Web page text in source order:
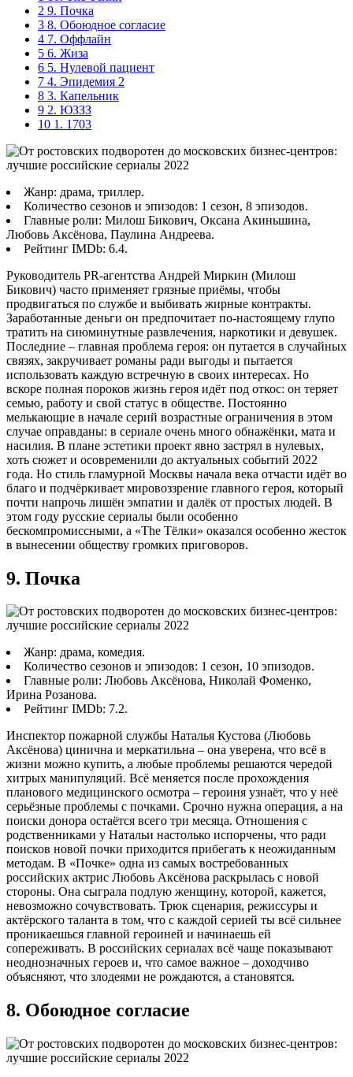
2 9. Почка
3 8. Обоюдное согласие
4 7. Оффлайн
5 6. Жиза
6 5. Нулевой пациент
7 4. Эпидемия 2
8 3. Капельник
9 2. ЮЗЗЗ
10 1. 1703
Жанр: драма, триллер.
Количество сезонов и эпизодов: 1 сезон, 8 эпизодов.
Главные роли: Милош Бикович, Оксана Акиньшина,
Любовь Аксёнова, Паулина Андреева.
Рейтинг IMDb: 6.4.
Руководитель PR-агентства Андрей Миркин (Милош
Бикович) часто применяет грязные приёмы, чтобы
продвигаться по службе и выбивать жирные контракты.
Заработанные деньги он предпочитает по-настоящему глупо
тратить на сиюминутные развлечения, наркотики и девушек.
Последние – главная проблема героя: он путается в случайных
связях, закручивает романы ради выгоды и пытается
использовать каждую встречную в своих интересах. Но
вскоре полная пороков жизнь героя идёт под откос: он теряет
семью, работу и свой статус в обществе. Постоянно
мелькающие в начале серий возрастные ограничения в этом
случае оправданы: в сериале очень много обнажёнки, мата и
насилия. В плане эстетики проект явно застрял в нулевых,
хоть сюжет и осовременили до актуальных событий 2022
года. Но стиль гламурной Москвы начала века отчасти идёт во
благо и подчёркивает мировоззрение главного героя, который
почти напрочь лишён эмпатии и далёк от простых людей. В
этом году русские сериалы были особенно
бескомпромиссными, а «The Тёлки» оказался особенно жесток
в вынесении обществу громких приговоров.
9. Почка
Жанр: драма, комедия.
Количество сезонов и эпизодов: 1 сезон, 10 эпизодов.
Главные роли: Любовь Аксёнова, Николай Фоменко,
Ирина Розанова.
Рейтинг IMDb: 7.2.
Инспектор пожарной службы Наталья Кустова (Любовь
Аксёнова) цинична и меркатильна – она уверена, что всё в
жизни можно купить, а любые проблемы решаются чередой
хитрых манипуляций. Всё меняется после прохождения
планового медицинского осмотра – героиня узнаёт, что у неё
серьёзные проблемы с почками. Срочно нужна операция, а на
поиски донора остаётся всего три месяца. Отношения с
родственниками у Натальи настолько испорчены, что ради
поисков новой почки приходится прибегать к неожиданным
методам. В «Почке» одна из самых востребованных
российских актрис Любовь Аксёнова раскрылась с новой
стороны. Она сыграла подлую женщину, которой, кажется,
невозможно сочувствовать. Трюк сценария, режиссуры и
актёрского таланта в том, что с каждой серией ты всё сильнее
проникаешься главной героиней и начинаешь ей
сопереживать. В российских сериалах всё чаще показывают
неоднозначных героев и, что самое важное – доходчиво
объясняют, что злодеями не рождаются, а становятся.
8. Обоюдное согласие